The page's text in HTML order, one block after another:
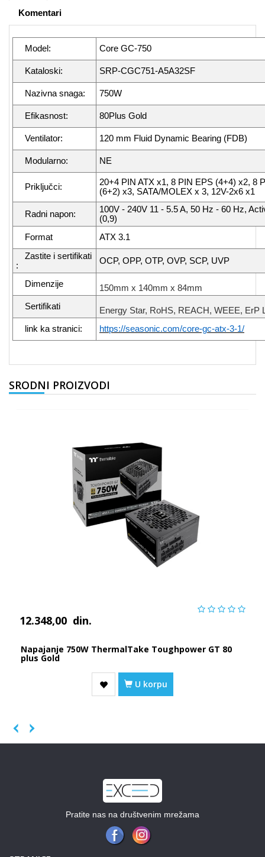
Komentari
Model: Core GC-750
Kataloski: SRP-CGC751-A5A32SF
Nazivna snaga: 750W
Efikasnost: 80Plus Gold
Ventilator: 120 mm Fluid Dynamic Bearing (FDB)
Modularno: NE
Priključci:
20+4 PIN ATX x1, 8 PIN EPS (4+4) x2, 8
(6+2) x3, SATA/MOLEX x 3, 12V-2x6 x1
Radni napon:
100V - 240V 11 - 5.5 A, 50 Hz - 60 Hz,
(0,9)
Format
ATX 3.1
Zastite i sertifikati
:
OCP, OPP, OTP, OVP, SCP, UVP
Dimenzije
150mm x 140mm x 84mm
Sertifikati
Energy Star, RoHS, REACH, WEEE, ErP
link ka stranici:
https://seasonic.com/core-gc-atx-3-1/
SRODNI PROIZVODI
12.348,00 din.
Napajanje 750W ThermalTake Toughpower GT 80
plus Gold
U korpu
Pratite nas na društvenim mrežama